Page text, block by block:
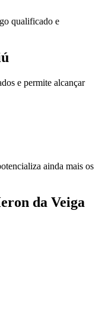
qualificado e
e permite alcançar
ainda mais os
da Veiga